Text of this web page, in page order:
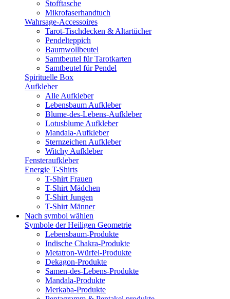
Stofftasche
Mikrofaserhandtuch
Wahrsage-Accessoires
Tarot-Tischdecken & Altartücher
Pendelteppich
Baumwollbeutel
Samtbeutel für Tarotkarten
Samtbeutel für Pendel
Spirituelle Box
Aufkleber
Alle Aufkleber
Lebensbaum Aufkleber
Blume-des-Lebens-Aufkleber
Lotusblume Aufkleber
Mandala-Aufkleber
Sternzeichen Aufkleber
Witchy Aufkleber
Fensteraufkleber
Energie T-Shirts
T-Shirt Frauen
T-Shirt Mädchen
T-Shirt Jungen
T-Shirt Männer
Nach symbol wählen
Symbole der Heiligen Geometrie
Lebensbaum-Produkte
Indische Chakra-Produkte
Metatron-Würfel-Produkte
Dekagon-Produkte
Samen-des-Lebens-Produkte
Mandala-Produkte
Merkaba-Produkte